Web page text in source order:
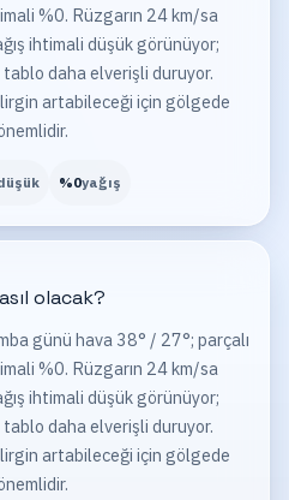
%0. Rüzgarın 24 km/sa
ihtimali düşük görünüyor;
tablo daha elverişli duruyor.
artabileceği için gölgede
%0yağış
olacak?
günü hava 38° / 27°; parçalı
%0. Rüzgarın 24 km/sa
ihtimali düşük görünüyor;
tablo daha elverişli duruyor.
artabileceği için gölgede